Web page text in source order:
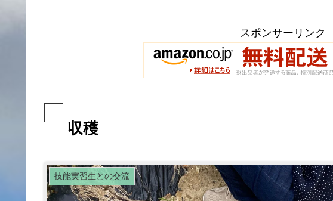
スポンサーリンク
収穫
技能実習生との交流